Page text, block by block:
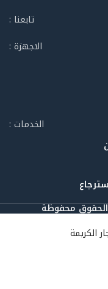
تابعنا :
الاجهزة :
الخدمات :
الحقوق محفوظة
الكريمة